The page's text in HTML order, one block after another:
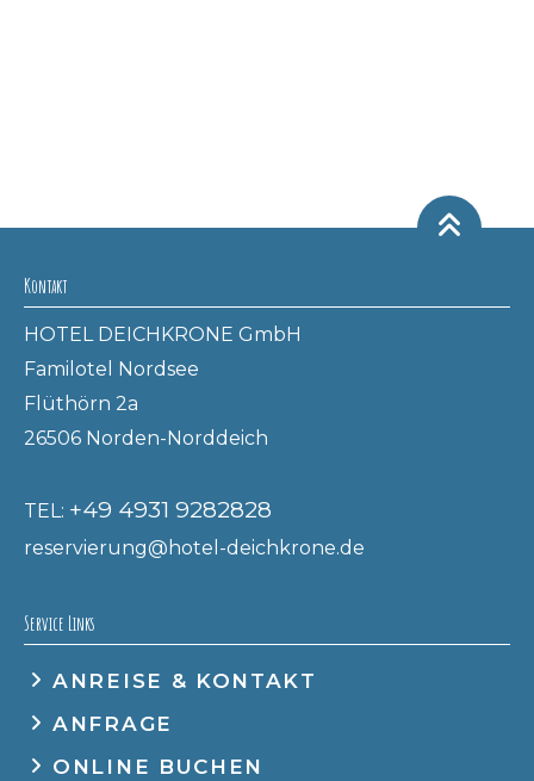
Kontakt
HOTEL DEICHKRONE GmbH
Familotel Nordsee
Flüthörn 2a
26506 Norden-Norddeich
TEL: +49 4931 9282828
reservierung@hotel-deichkrone.de
Service Links
ANREISE & KONTAKT
ANFRAGE
ONLINE BUCHEN